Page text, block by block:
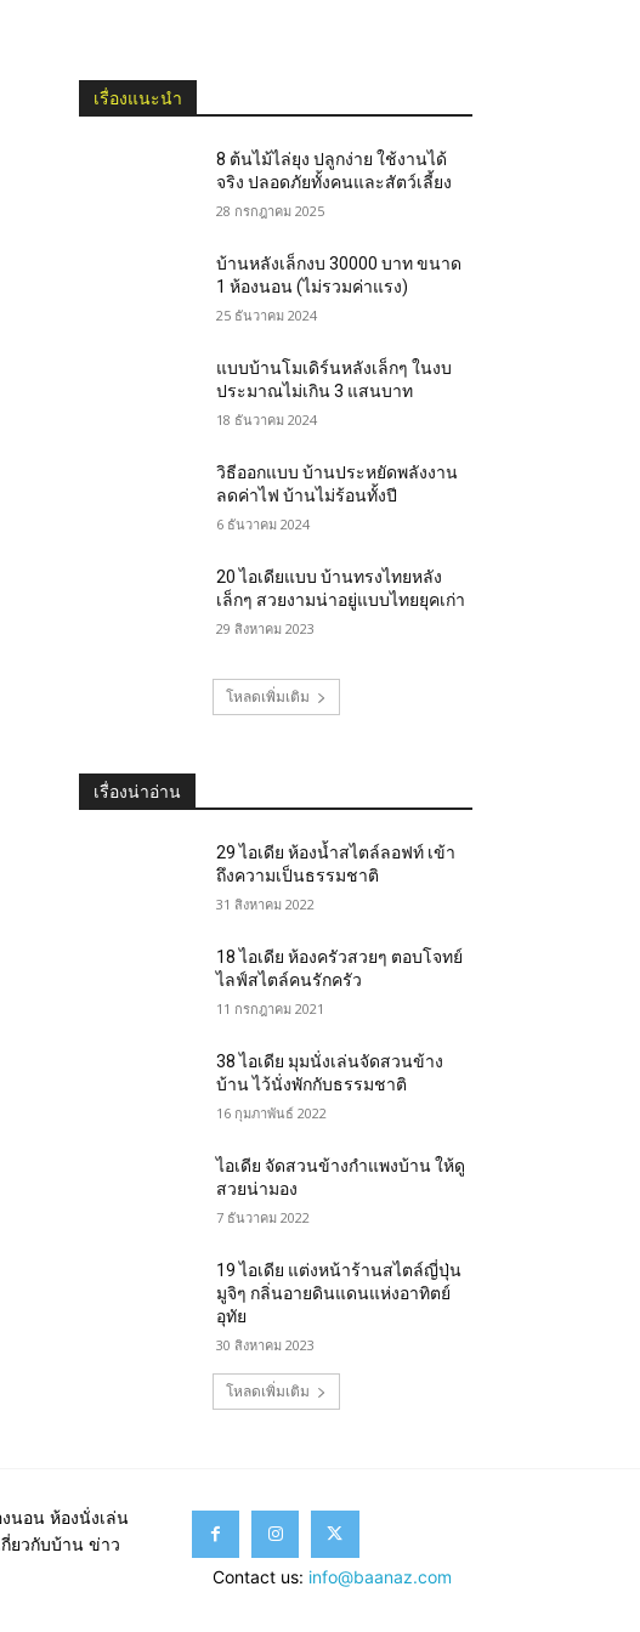
เรื่องแนะนำ
8 ต้นไม้ไล่ยุง ปลูกง่าย ใช้งานได้
จริง ปลอดภัยทั้งคนและสัตว์เลี้ยง
28 กรกฎาคม 2025
บ้านหลังเล็กงบ 30000 บาท ขนาด
1 ห้องนอน (ไม่รวมค่าแรง)
25 ธันวาคม 2024
แบบบ้านโมเดิร์นหลังเล็กๆ ในงบ
ประมาณไม่เกิน 3 แสนบาท
18 ธันวาคม 2024
วิธีออกแบบ บ้านประหยัดพลังงาน
ลดค่าไฟ บ้านไม่ร้อนทั้งปี
6 ธันวาคม 2024
20 ไอเดียแบบ บ้านทรงไทยหลัง
เล็กๆ สวยงามน่าอยู่แบบไทยยุคเก่า
29 สิงหาคม 2023
โหลดเพิ่มเติม
เรื่องน่าอ่าน
29 ไอเดีย ห้องน้ำสไตล์ลอฟท์ เข้า
ถึงความเป็นธรรมชาติ
31 สิงหาคม 2022
18 ไอเดีย ห้องครัวสวยๆ ตอบโจทย์
ไลฟ์สไตล์คนรักครัว
11 กรกฎาคม 2021
38 ไอเดีย มุมนั่งเล่นจัดสวนข้าง
บ้าน ไว้นั่งพักกับธรรมชาติ
16 กุมภาพันธ์ 2022
ไอเดีย จัดสวนข้างกําแพงบ้าน ให้ดู
สวยน่ามอง
7 ธันวาคม 2022
19 ไอเดีย แต่งหน้าร้านสไตล์ญี่ปุ่น
มูจิๆ กลิ่นอายดินแดนแห่งอาทิตย์
อุทัย
30 สิงหาคม 2023
โหลดเพิ่มเติม
นอน ห้องนั่งเล่น
ยวกับบ้าน ข่าว
Contact us: info@baanaz.com